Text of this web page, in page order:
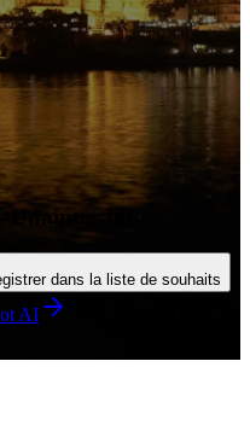
Udaipur, Inde
dans la liste de souhaits
AI